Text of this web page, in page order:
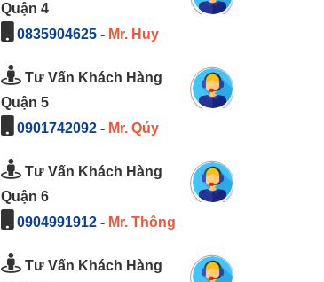
Quận 4
0835904625- Mr. Huy
Tư Vấn Khách Hàng
Quận 5
0901742092- Mr. Qúy
Tư Vấn Khách Hàng
Quận 6
0904991912- Mr. Thông
Tư Vấn Khách Hàng